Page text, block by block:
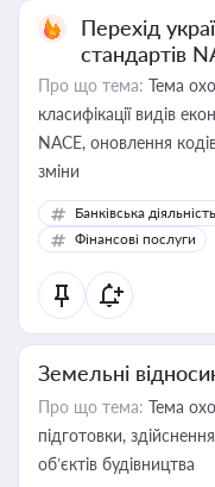
Перехід
стандартів
Про що тема: Тема
класифікації видів
NACE, оновлення
зміни
Банківська діяльність
Фінансові послуги
Земельні
Про що тема: Тема
підготовки,
об’єктів будівництва